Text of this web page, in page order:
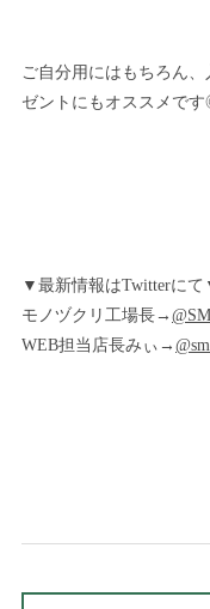
ご自分用にはもちろん
ゼントにもオススメで
▼最新情報はTwitterに
モノヅクリ工場長→
WEB担当店長みぃ→